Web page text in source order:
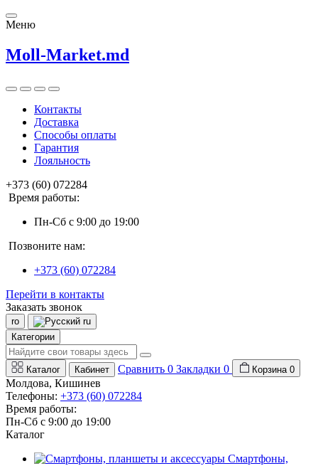
Меню
Moll-Market.md
Контакты
Доставка
Способы оплаты
Гарантия
Лояльность
+373 (60) 072284
Время работы:
Пн-Сб с 9:00 до 19:00
Позвоните нам:
+373 (60) 072284
Перейти в контакты
Заказать звонок
ro
ru
Категории
Каталог Кабинет Сравнить 0 Закладки 0 Корзина 0
Молдова, Кишинев
Телефоны: +373 (60) 072284
Время работы:
Пн-Сб с 9:00 до 19:00
Каталог
Смартфоны,